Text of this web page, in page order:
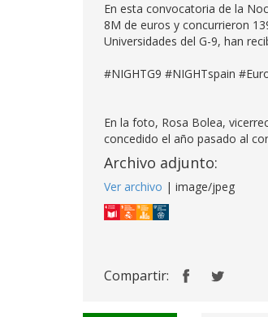
En esta convocatoria de la
8M de euros y concurrieron
Universidades del G-9, han
#NIGHTG9 #NIGHTspain
En la foto, Rosa Bolea,
concedido el año pasado al
Archivo adjunto:
Ver archivo | image/jpeg
Compartir: